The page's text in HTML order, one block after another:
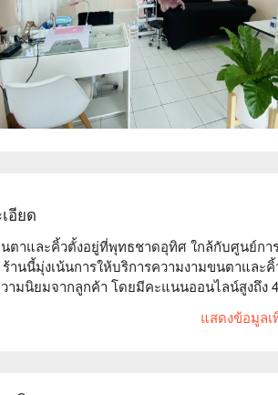
อียด
ตาและคิ้วตั้งอยู่ที่พุทธชาดอุทิศ ใกล้กับศูนย์กา
ร้านนี้มุ่งเน้นการให้บริการความงามขนตาแล
ามนิยมจากลูกค้า โดยมีคะแนนออนไลน์สูงถึง
กาศที่สะดวกสบาย ไม่ว่าคุณจะเป็นมืออาชีพที่ต้
ามสมบูรณ์แบบ ที่นี่คือทางเลือกที่เหมาะสม จอง
แสดงข้อมูลเ